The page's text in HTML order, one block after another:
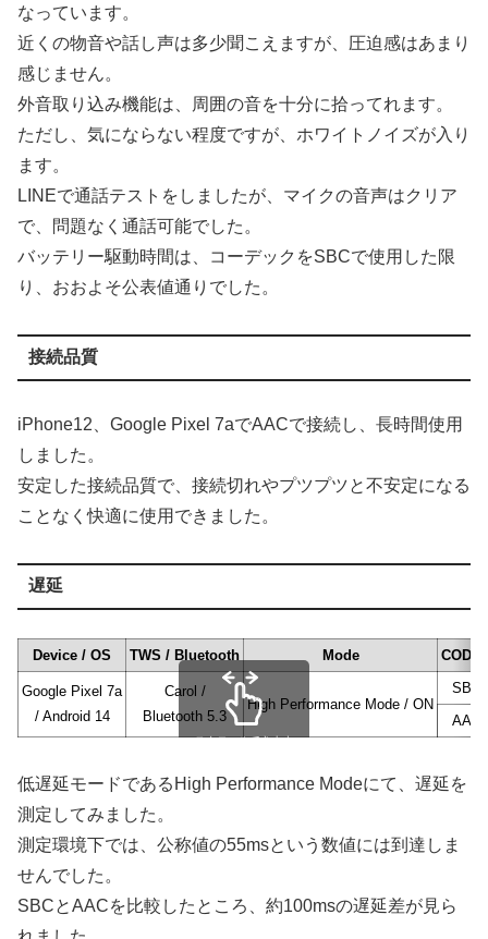
なっています。
近くの物音や話し声は多少聞こえますが、圧迫感はあまり
感じません。
外音取り込み機能は、周囲の音を十分に拾ってれます。
ただし、気にならない程度ですが、ホワイトノイズが入り
ます。
LINEで通話テストをしましたが、マイクの音声はクリア
で、問題なく通話可能でした。
バッテリー駆動時間は、コーデックをSBCで使用した限
り、おおよそ公表値通りでした。
接続品質
iPhone12、Google Pixel 7aでAACで接続し、長時間使用
しました。
安定した接続品質で、接続切れやプツプツと不安定になる
ことなく快適に使用できました。
遅延
Device / OS TWS / Bluetooth Mode
Google Pixel 7a
/ Android 14
Carol /
Bluetooth 5.3
High Performance Mode / ON
SBC
AAC
スクロールできます
低遅延モードであるHigh Performance Modeにて、遅延を
測定してみました。
測定環境下では、公称値の55msという数値には到達しま
せんでした。
SBCとAACを比較したところ、約100msの遅延差が見ら